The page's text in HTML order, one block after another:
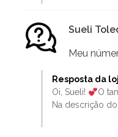
Meu
Resposta da
Oi, Sueli!
O
Na descrição